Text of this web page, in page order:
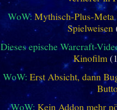
WoW:Mythisch-Plus-Meta
Spielweisen
Dieses epische Warcraft-
Kinofilm
WoW: Erst Absicht, dann
WoW: Kein Addon mehr